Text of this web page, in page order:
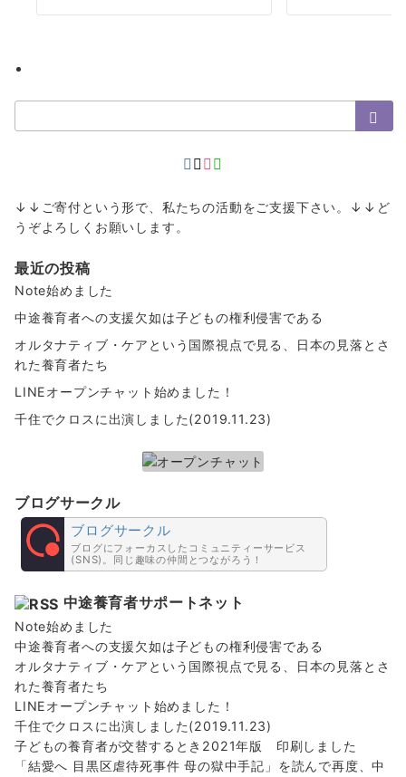
索：
↓↓ご寄付という形で、私たちの活動をご支援下さい。↓↓ど
うぞよろしくお願いします。
最近の投稿
Note始めました
中途養育者への支援欠如は子どもの権利侵害である
オルタナティブ・ケアという国際視点で見る、日本の見落とさ
れた養育者たち
LINEオープンチャット始めました！
千住でクロスに出演しました(2019.11.23)
ブログサークル
ブログサークル
ブログにフォーカスしたコミュニティーサービス
(SNS)。同じ趣味の仲間とつながろう！
中途養育者サポートネット
Note始めました
中途養育者への支援欠如は子どもの権利侵害である
オルタナティブ・ケアという国際視点で見る、日本の見落とさ
れた養育者たち
LINEオープンチャット始めました！
千住でクロスに出演しました(2019.11.23)
子どもの養育者が交替するとき2021年版 印刷しました
「結愛へ 目黒区虐待死事件 母の獄中手記」を読んで再度、中